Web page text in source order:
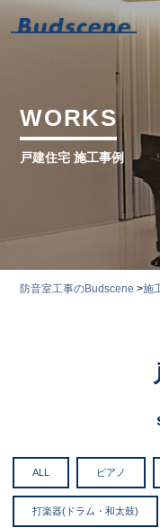
WORKS
戸建住宅 施工事例
防音室工事のBudscene>施
ALL ピアノ
打楽器(ドラム・和太鼓)